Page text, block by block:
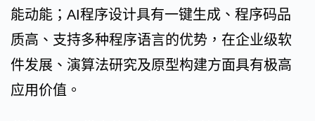
能动能；AI程序设计具有一键生成、程序码品
质高、支持多种程序语言的优势，在企业级软
件发展、演算法研究及原型构建方面具有极高
应用价值。